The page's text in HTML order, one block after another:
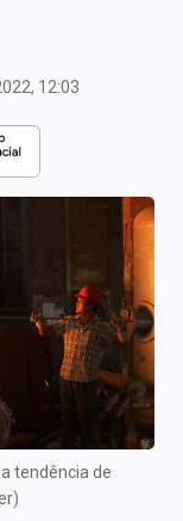
12:03
tendência de